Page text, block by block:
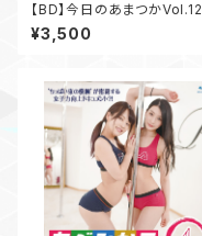
【BD】今日のあまつかVol.12
¥3,500